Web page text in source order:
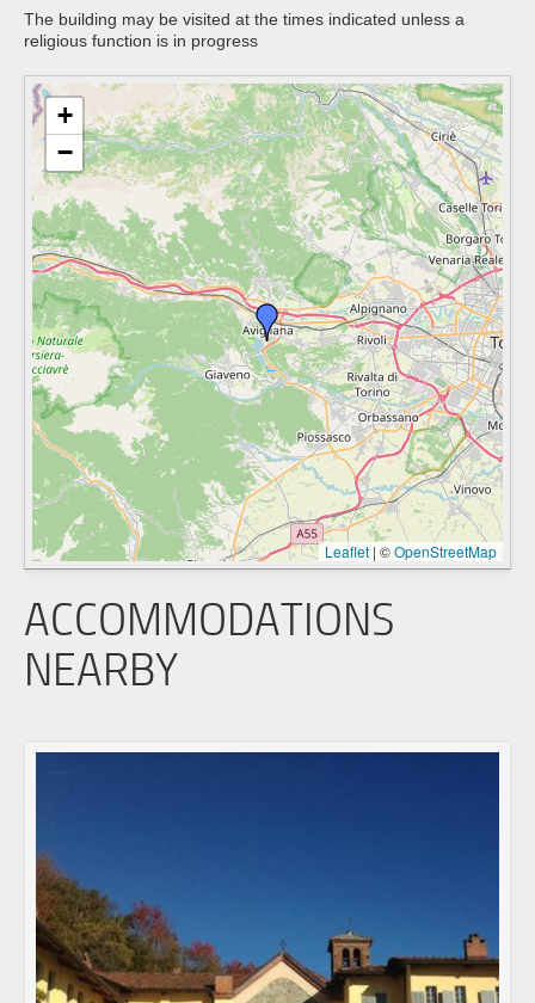
The building may be visited at the times indicated unless a
religious function is in progress
+
−
Leaflet | ©OpenStreetMap
ACCOMMODATIONS
NEARBY